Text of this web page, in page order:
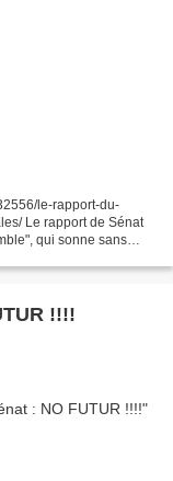
le-rapport-du-
Le rapport de Sénat
qui sonne sans
!!!!